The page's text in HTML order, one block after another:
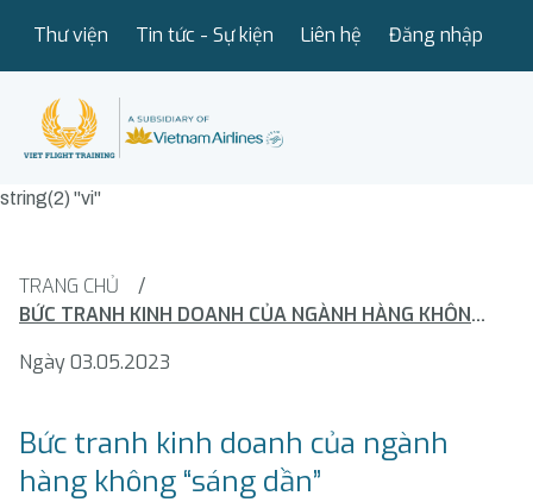
Thư viện Tin tức - Sự kiện Liên hệ Đăng nhập
string(2) "vi"
TRANG CHỦ
/
BỨC TRANH KINH DOANH CỦA NGÀNH HÀNG KHÔNG “SÁNG DẦN”
Ngày 03.05.2023
Bức tranh kinh doanh của ngành
hàng không “sáng dần”